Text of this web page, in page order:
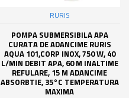
RURIS
POMPA SUBMERSIBILA APA
CURATA DE ADANCIME RURIS
AQUA 101,CORP INOX, 750 W, 40
L/MIN DEBIT APA, 60 M INALTIME
REFULARE, 15 M ADANCIME
ABSORBTIE, 35°C TEMPERATURA
MAXIMA